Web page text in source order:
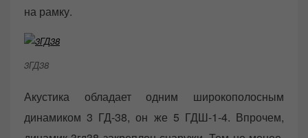
на рамку.
3ГД38
Акустика обладает одним широкополосным
динамиком 3 ГД-38, он же 5 ГДШ-1-4. Впрочем,